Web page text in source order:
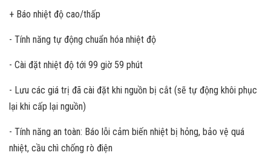
+ Báo nhiệt độ cao/thấp
- Tính năng tự động chuẩn hóa nhiệt độ
- Cài đặt nhiệt độ tới 99 giờ 59 phút
- Lưu các giá trị đã cài đặt khi nguồn bị cắt (sẽ tự động khôi phục
lại khi cấp lại nguồn)
- Tính năng an toàn: Báo lỗi cảm biến nhiệt bị hỏng, bảo vệ quá
nhiệt, cầu chì chống rò điện